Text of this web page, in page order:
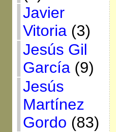
Javier
Vitoria(3)
Jesús Gil
García(9)
Jesús
Martínez
Gordo (83)